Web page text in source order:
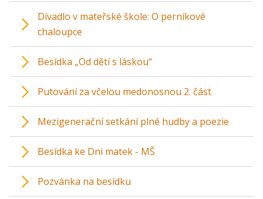
Divadlo v mateřské škole: O perníkové
chaloupce
Besídka „Od dětí s láskou“
Putování za včelou medonosnou 2. část
Mezigenerační setkání plné hudby a poezie
Besídka ke Dni matek - MŠ
Pozvánka na besídku